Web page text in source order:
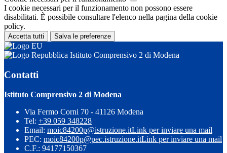
I cookie necessari per il funzionamento non possono essere
disabilitati. È possibile consultare l'elenco nella pagina della cookie
policy.
Accetta tutti Salva le preferenze
Istituto Comprensivo 2 di Modena
Contatti
Istituto Comprensivo 2 di Modena
Via Fermo Corni 70 - 41126 Modena
Tel: +39 059 348228
Email: moic84200p@istruzione.itLink per inviare una mail
PEC: moic84200p@pec.istruzione.itLink per inviare una mail
C.F.: 94177150367